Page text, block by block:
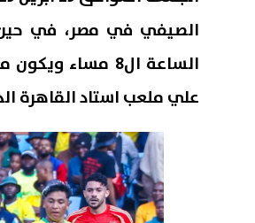
الصيفي في مصر، في حين
الساعة ال8
علي ملعب استاد القاهرة